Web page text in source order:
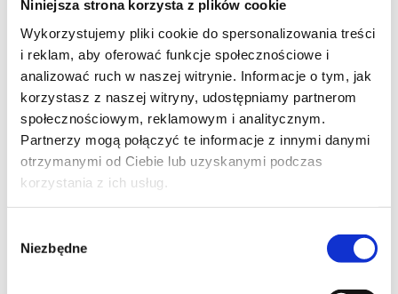
Niniejsza strona korzysta z plików cookie
Wykorzystujemy pliki cookie do spersonalizowania treści
i reklam, aby oferować funkcje społecznościowe i
analizować ruch w naszej witrynie. Informacje o tym, jak
korzystasz z naszej witryny, udostępniamy partnerom
społecznościowym, reklamowym i analitycznym.
Partnerzy mogą połączyć te informacje z innymi danymi
otrzymanymi od Ciebie lub uzyskanymi podczas
korzystania z ich usług.
zgody
Niezbędne